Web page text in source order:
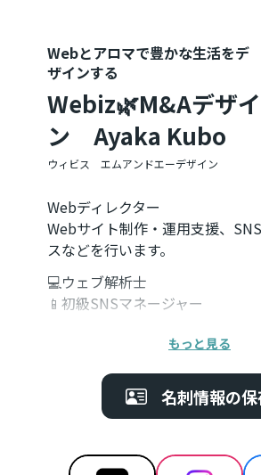
Webとアロマで豊かな生活をデ
ザインする
Webiz🌿M&Aデザイ
ン Ayaka Kubo
ウィビス エムアンドエーデザイン
Webディレクター
Webサイト制作・運用支援、
スなどを行います。
💻ウェブ解析士
📱初級SNSマネージャー
🌿AEAJ認定アロマテラピーイン
🌿AEAJ認定アロマテラピーアド
🌿AEAJ認定アロマブレンドデザ
🌿AEAJ認定アロマハンドセラピ
個人の利用用途やシチュエーシ
ルに関するアドバイスを行いま
もっと見る
名刺情報の